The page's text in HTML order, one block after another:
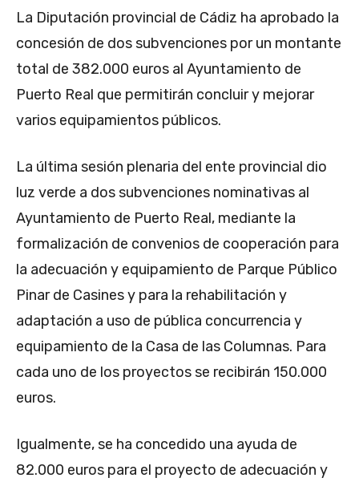
La Diputación provincial de Cádiz ha aprobado la
concesión de dos subvenciones por un montante
total de 382.000 euros al Ayuntamiento de
Puerto Real que permitirán concluir y mejorar
varios equipamientos públicos.
La última sesión plenaria del ente provincial dio
luz verde a dos subvenciones nominativas al
Ayuntamiento de Puerto Real, mediante la
formalización de convenios de cooperación para
la adecuación y equipamiento de Parque Público
Pinar de Casines y para la rehabilitación y
adaptación a uso de pública concurrencia y
equipamiento de la Casa de las Columnas. Para
cada uno de los proyectos se recibirán 150.000
euros.
Igualmente, se ha concedido una ayuda de
82.000 euros para el proyecto de adecuación y